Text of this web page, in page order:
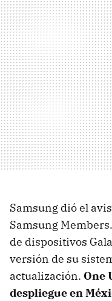
Samsung dió el
Samsung
de dispositivos
versión de su
actualización. One
despliegue en